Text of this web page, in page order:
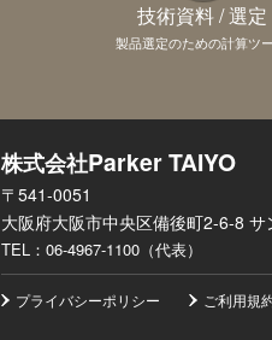
技術資料 / 選定
製品選定のための計算ツ
株式会社Parker TAIYO
〒541-0051
大阪府大阪市中央区備後町2-6-8
TEL： 06-4967-1100（代表）
プライバシーポリシー ご利用規